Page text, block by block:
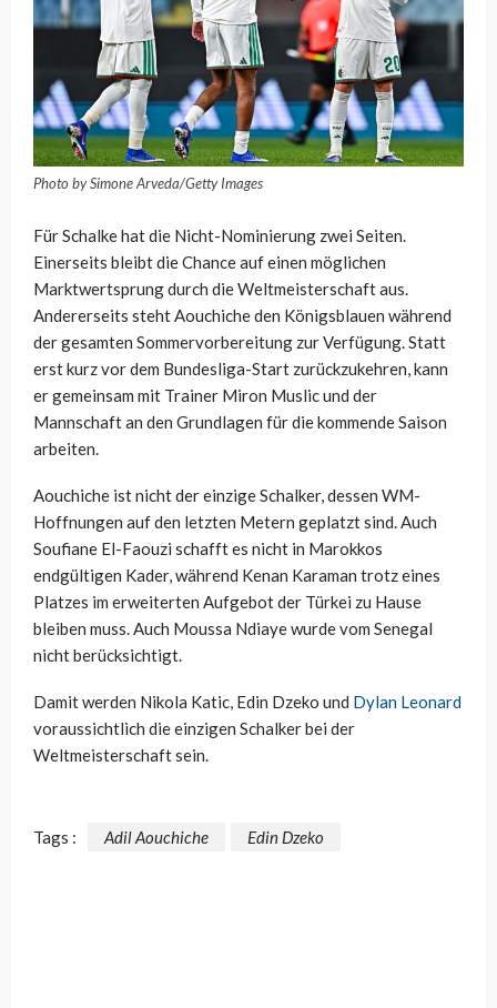
Photo by Simone Arveda/Getty Images
Für Schalke hat die Nicht-Nominierung zwei Seiten.
Einerseits bleibt die Chance auf einen möglichen
Marktwertsprung durch die Weltmeisterschaft aus.
Andererseits steht Aouchiche den Königsblauen während
der gesamten Sommervorbereitung zur Verfügung. Statt
erst kurz vor dem Bundesliga-Start zurückzukehren, kann
er gemeinsam mit Trainer Miron Muslic und der
Mannschaft an den Grundlagen für die kommende Saison
arbeiten.
Aouchiche ist nicht der einzige Schalker, dessen WM-
Hoffnungen auf den letzten Metern geplatzt sind. Auch
Soufiane El-Faouzi schafft es nicht in Marokkos
endgültigen Kader, während Kenan Karaman trotz eines
Platzes im erweiterten Aufgebot der Türkei zu Hause
bleiben muss. Auch Moussa Ndiaye wurde vom Senegal
nicht berücksichtigt.
Damit werden Nikola Katic, Edin Dzeko und Dylan Leonard
voraussichtlich die einzigen Schalker bei der
Weltmeisterschaft sein.
Tags : Adil Aouchiche Edin Dzeko